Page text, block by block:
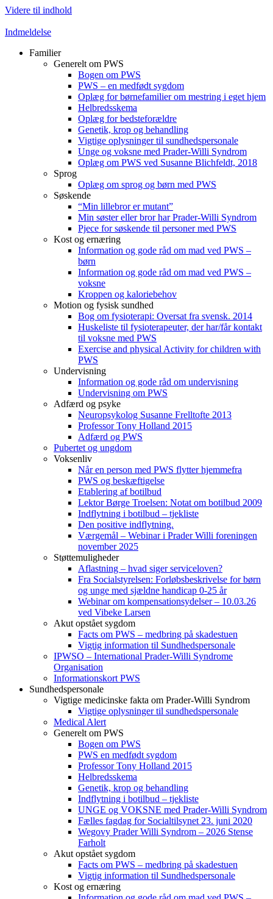
Videre til indhold
Indmeldelse
Familier
Generelt om PWS
Bogen om PWS
PWS – en medfødt sygdom
Oplæg for børnefamilier om mestring i eget hjem
Helbredsskema
Oplæg for bedsteforældre
Genetik, krop og behandling
Vigtige oplysninger til sundhedspersonale
Unge og voksne med Prader-Willi Syndrom
Oplæg om PWS ved Susanne Blichfeldt, 2018
Sprog
Oplæg om sprog og børn med PWS
Søskende
“Min lillebror er mutant”
Min søster eller bror har Prader-Willi Syndrom
Pjece for søskende til personer med PWS
Kost og ernæring
Information og gode råd om mad ved PWS –
børn
Information og gode råd om mad ved PWS –
voksne
Kroppen og kaloriebehov
Motion og fysisk sundhed
Bog om fysioterapi: Oversat fra svensk. 2014
Huskeliste til fysioterapeuter, der har/får kontakt
til voksne med PWS
Exercise and physical Activity for children with
PWS
Undervisning
Information og gode råd om undervisning
Undervisning om PWS
Adfærd og psyke
Neuropsykolog Susanne Frelltofte 2013
Professor Tony Holland 2015
Adfærd og PWS
Pubertet og ungdom
Voksenliv
Når en person med PWS flytter hjemmefra
PWS og beskæftigelse
Etablering af botilbud
Lektor Børge Troelsen: Notat om botilbud 2009
Indflytning i botilbud – tjekliste
Den positive indflytning.
Værgemål – Webinar i Prader Willi foreningen
november 2025
Støttemuligheder
Aflastning – hvad siger serviceloven?
Fra Socialstyrelsen: Forløbsbeskrivelse for børn
og unge med sjældne handicap 0-25 år
Webinar om kompensationsydelser – 10.03.26
ved Vibeke Larsen
Akut opstået sygdom
Facts om PWS – medbring på skadestuen
Vigtig information til Sundhedspersonale
IPWSO – International Prader-Willi Syndrome
Organisation
Informationskort PWS
Sundhedspersonale
Vigtige medicinske fakta om Prader-Willi Syndrom
Vigtige oplysninger til sundhedspersonale
Medical Alert
Generelt om PWS
Bogen om PWS
PWS en medfødt sygdom
Professor Tony Holland 2015
Helbredsskema
Genetik, krop og behandling
Indflytning i botilbud – tjekliste
UNGE og VOKSNE med Prader-Willi Syndrom
Fælles fagdag for Socialtilsynet 23. juni 2020
Wegovy Prader Willi Syndrom – 2026 Stense
Farholt
Akut opstået sygdom
Facts om PWS – medbring på skadestuen
Vigtig information til Sundhedspersonale
Kost og ernæring